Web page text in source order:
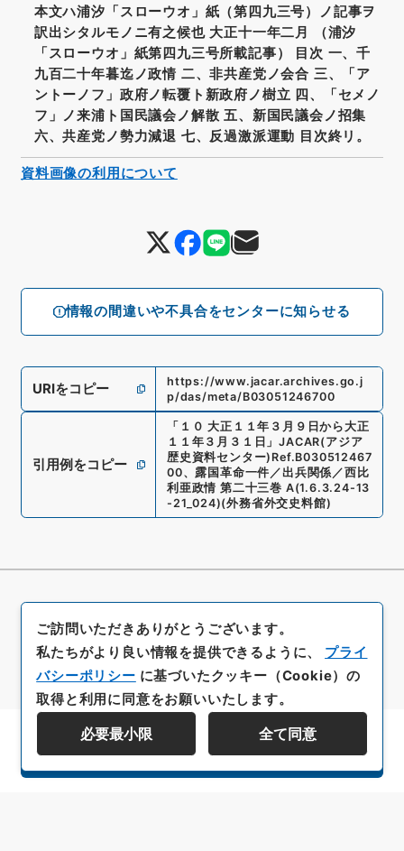
情報の間違いや不具合をセンターに知らせる
本文ハ浦汐「スローウオ」紙（第四九三号）ノ記事ヲ
訳出シタルモノニ有之候也 大正十一年二月 （浦汐
「スローウオ」紙第四九三号所載記事） 目次 一、千
九百二十年暮迄ノ政情 二、非共産党ノ会合 三、「ア
ントーノフ」政府ノ転覆ト新政府ノ樹立 四、「セメノ
フ」ノ来浦ト国民議会ノ解散 五、新国民議会ノ招集
六、共産党ノ勢力減退 七、反過激派運動 目次終リ。
URIをコピー
https://www.jacar.archives.go.j
p/das/meta/B03051246700
引用例をコピー
「 １０ 大正１１年３月９日から大正
１１年３月３１日 」JACAR(アジア
歴史資料センター) Ref.B030512467
00、 露国革命一件／出兵関係／西比
利亜政情 第二十三巻 A(1.6.3.24-13
-21_024)(外務省外交史料館)
資料画像の利用について
資料群階層を表示する
ご訪問いただきありがとうございます。
私たちがより良い情報を提供できるように、 プライ
バシーポリシー に基づいたクッキー（Cookie）の
取得と利用に同意をお願いいたします。
必要最小限 全て同意